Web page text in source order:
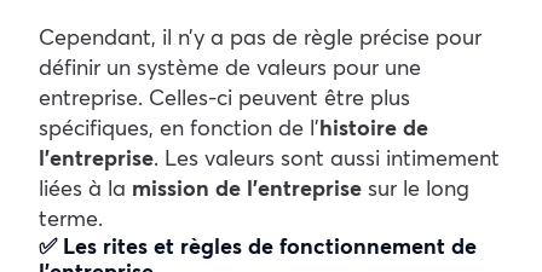
Cependant, il n’y a pas de règle précise pour
définir un système de valeurs pour une
entreprise. Celles-ci peuvent être plus
spécifiques, en fonction de l’histoire de
l’entreprise. Les valeurs sont aussi intimement
liées à la mission de l’entreprise sur le long
terme.
✅ Les rites et règles de fonctionnement de